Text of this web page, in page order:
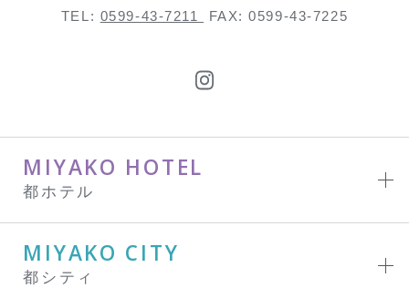
TEL: 0599-43-7211 FAX: 0599-43-7225
MIYAKO HOTEL
都ホテル
MIYAKO CITY
都シティ